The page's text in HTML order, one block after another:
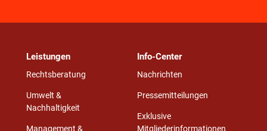
Leistungen
Rechtsberatung
Umwelt &
Nachhaltigkeit
Management &
Info-Center
Nachrichten
Pressemitteilungen
Exklusive
Mitgliederinformationen